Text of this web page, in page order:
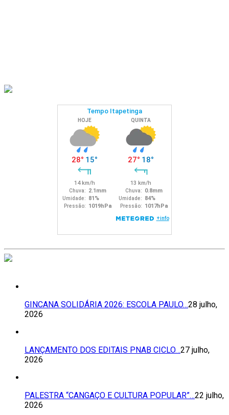
GINCANA SOLIDÁRIA 2026: ESCOLA PAULO…28 julho,
2026
LANÇAMENTO DOS EDITAIS PNAB CICLO…27 julho,
2026
PALESTRA “CANGAÇO E CULTURA POPULAR”…22 julho,
2026